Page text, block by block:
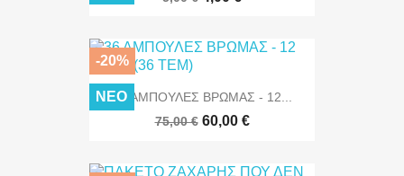
36 ΑΜΠΟΥΛΕΣ ΒΡΩΜΑΣ - 12...
75,00 € 60,00 €
-20%
ΝΈΟ